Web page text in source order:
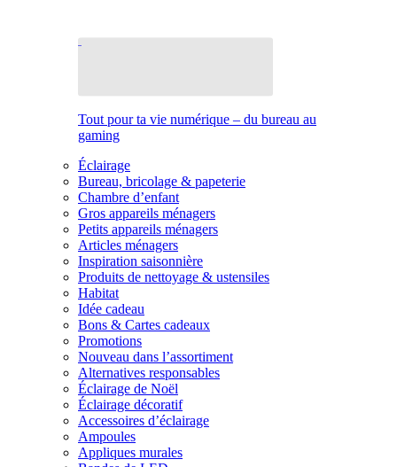
Tout pour ta vie numérique – du bureau au
gaming
Éclairage
Bureau, bricolage & papeterie
Chambre d’enfant
Gros appareils ménagers
Petits appareils ménagers
Articles ménagers
Inspiration saisonnière
Produits de nettoyage & ustensiles
Habitat
Idée cadeau
Bons & Cartes cadeaux
Promotions
Nouveau dans l’assortiment
Alternatives responsables
Éclairage de Noël
Éclairage décoratif
Accessoires d’éclairage
Ampoules
Appliques murales